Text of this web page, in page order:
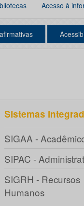
Acesso à
Sistemas
SIGAA -
SIPAC -
SIGRH - Recursos
Humanos